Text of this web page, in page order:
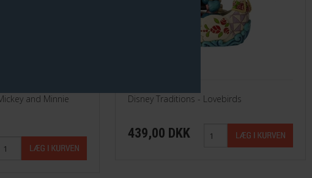
and Minnie
Disney Traditions - Lovebirds
439,00 DKK